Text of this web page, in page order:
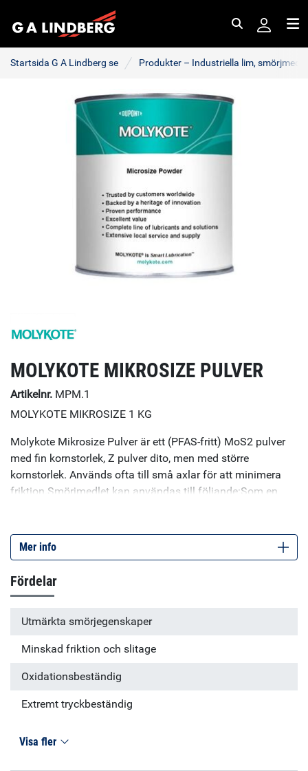
Startsida G A Lindberg se Produkter – Industriella lim,
MOLYKOTE MIKROSIZE PULVER
Artikelnr. MPM.1
MOLYKOTE MIKROSIZE 1 KG
Molykote Mikrosize Pulver är ett (PFAS-fritt) MoS2 pulver
med fin kornstorlek, Z pulver dito, men med större
kornstorlek. Används ofta till små axlar för att minimera
friktion.Smörjmedlet kan användas till följande:Som en
atmosfärer eller vid extrema temperaturer
Mer info
Fördelar
Utmärkta smörjegenskaper
Minskad friktion och slitage
Oxidationsbeständig
Extremt tryckbeständig
Visa fler